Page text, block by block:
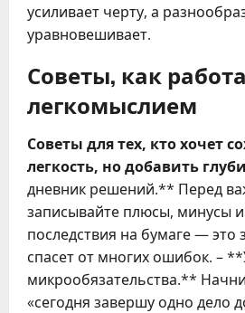
усиливает черту, а
уравновешивает.
Советы, как
легкомыслием
Советы для тех, кто хочет
легкость, но добавить
дневник решений.** Перед
записывайте плюсы, минусы
последствия на бумаге — это
спасет от многих ошибок. –
микрообязательства.**
«сегодня завершу одно дело